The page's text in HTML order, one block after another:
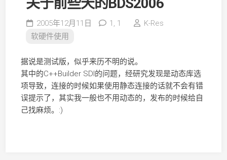
2005年12月11日 1, 1
K-Res
软硬件使用
据说是测试版，似乎来历不明的说。
其中的C++Builder SDI的问题，经研究发现是动态库选
项导致，连接的时候如果使用静态连接的话就不会有错
误提示了，其实我一般也不用动态的，发布的时候给自
己找麻烦。:)